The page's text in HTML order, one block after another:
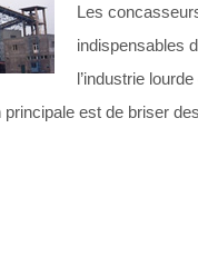
Les
indispensables
l’industrie
principale est de briser